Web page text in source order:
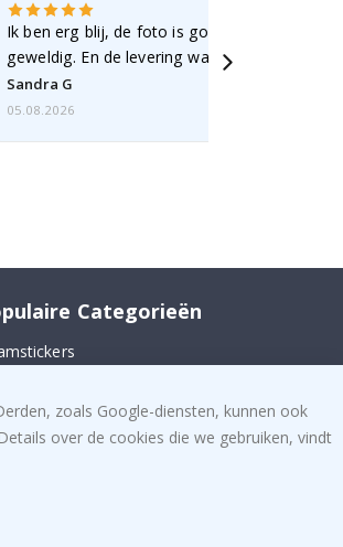
Ik ben erg blij, de foto is goed gelukt en de
geweldig. En de levering was snel.
Sandra G
05.08.2026
Categorieën
zoals Google-diensten, kunnen ook
over de cookies die we gebruiken, vindt